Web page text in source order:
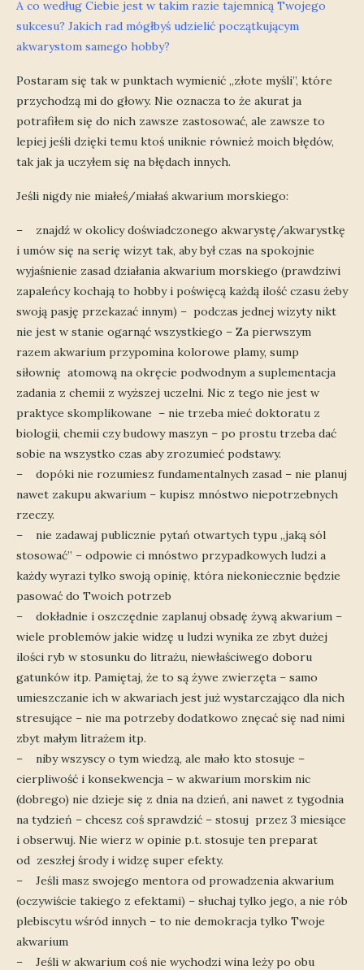
A co według Ciebie jest w takim razie tajemnicą Twojego
sukcesu? Jakich rad mógłbyś udzielić początkującym
akwarystom samego hobby?
Postaram się tak w punktach wymienić „złote myśli”, które
przychodzą mi do głowy. Nie oznacza to że akurat ja
potrafiłem się do nich zawsze zastosować, ale zawsze to
lepiej jeśli dzięki temu ktoś uniknie również moich błędów,
tak jak ja uczyłem się na błędach innych.
Jeśli nigdy nie miałeś/miałaś akwarium morskiego:
– znajdź w okolicy doświadczonego akwarystę/akwarystkę
i umów się na serię wizyt tak, aby był czas na spokojnie
wyjaśnienie zasad działania akwarium morskiego (prawdziwi
zapaleńcy kochają to hobby i poświęcą każdą ilość czasu żeby
swoją pasję przekazać innym) – podczas jednej wizyty nikt
nie jest w stanie ogarnąć wszystkiego – Za pierwszym
razem akwarium przypomina kolorowe plamy, sump
siłownię atomową na okręcie podwodnym a suplementacja
zadania z chemii z wyższej uczelni. Nic z tego nie jest w
praktyce skomplikowane – nie trzeba mieć doktoratu z
biologii, chemii czy budowy maszyn – po prostu trzeba dać
sobie na wszystko czas aby zrozumieć podstawy.
– dopóki nie rozumiesz fundamentalnych zasad – nie planuj
nawet zakupu akwarium – kupisz mnóstwo niepotrzebnych
rzeczy.
– nie zadawaj publicznie pytań otwartych typu „jaką sól
stosować” – odpowie ci mnóstwo przypadkowych ludzi a
każdy wyrazi tylko swoją opinię, która niekoniecznie będzie
pasować do Twoich potrzeb
– dokładnie i oszczędnie zaplanuj obsadę żywą akwarium –
wiele problemów jakie widzę u ludzi wynika ze zbyt dużej
ilości ryb w stosunku do litrażu, niewłaściwego doboru
gatunków itp. Pamiętaj, że to są żywe zwierzęta – samo
umieszczanie ich w akwariach jest już wystarczająco dla nich
stresujące – nie ma potrzeby dodatkowo znęcać się nad nimi
zbyt małym litrażem itp.
– niby wszyscy o tym wiedzą, ale mało kto stosuje –
cierpliwość i konsekwencja – w akwarium morskim nic
(dobrego) nie dzieje się z dnia na dzień, ani nawet z tygodnia
na tydzień – chcesz coś sprawdzić – stosuj przez 3 miesiące
i obserwuj. Nie wierz w opinie p.t. stosuje ten preparat
od zeszłej środy i widzę super efekty.
– Jeśli masz swojego mentora od prowadzenia akwarium
(oczywiście takiego z efektami) – słuchaj tylko jego, a nie rób
plebiscytu wśród innych – to nie demokracja tylko Twoje
akwarium
– Jeśli w akwarium coś nie wychodzi wina leży po obu